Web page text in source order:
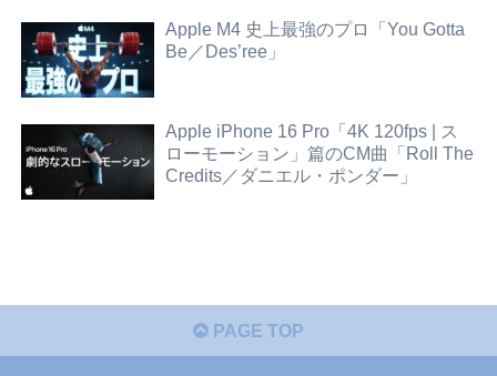
Apple M4 史上最強のプロ「You Gotta
Be／Des’ree」
Apple iPhone 16 Pro「4K 120fps | ス
ローモーション」篇のCM曲「Roll The
Credits／ダニエル・ポンダー」
PAGE TOP